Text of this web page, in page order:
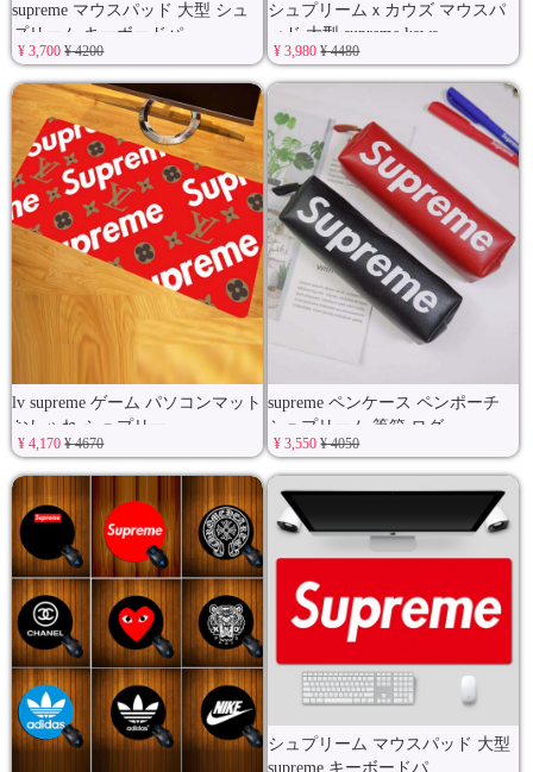
supreme マウスパッド 大型 シュ
プリーム キーボードパ
¥ 3,700¥ 4200
シュプリームｘカウズ マウスパ
ッド 大型 supreme kaws
¥ 3,980¥ 4480
lv supreme ゲーム パソコンマット
おしゃれ シュプリー
¥ 4,170¥ 4670
supreme ペンケース ペンポーチ
シュプリーム 筆箱 ログ
¥ 3,550¥ 4050
シュプリーム マウスパッド 大型
supreme キーボードパ